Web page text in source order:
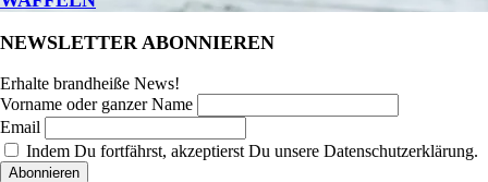
NEWSLETTER ABONNIEREN
Erhalte brandheiße News!
Vorname oder ganzer Name
Email
Indem Du fortfährst, akzeptierst Du unsere Datenschutzerklärung.